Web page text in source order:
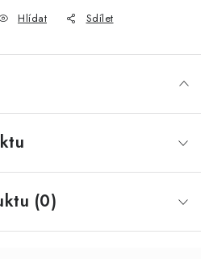
Hlídat Sdílet
(0)